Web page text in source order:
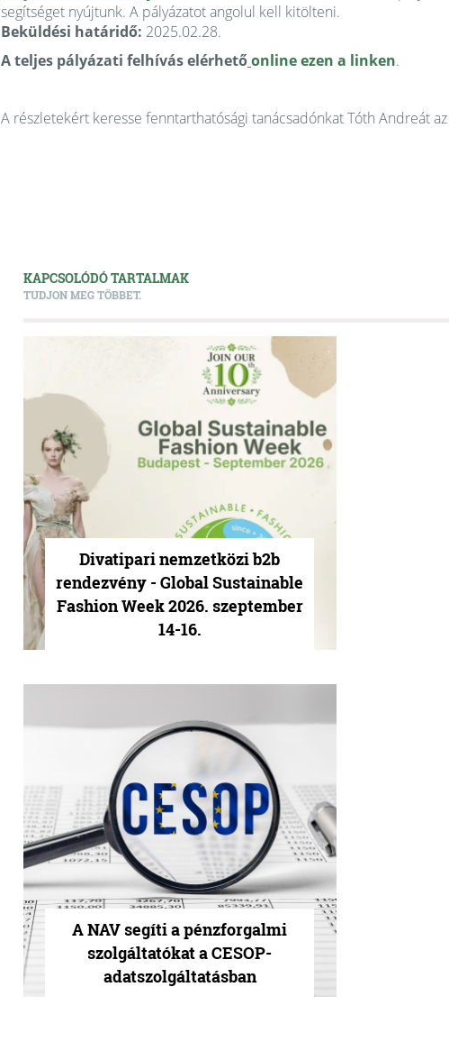
segítséget nyújtunk. A pályázatot angolul kell kitölteni.
Beküldési határidő: 2025.02.28.
A teljes pályázati felhívás elérhetőonline ezen a linken.
A részletekért keresse fenntarthatósági tanácsadónkat Tóth Andreát az
KAPCSOLÓDÓ TARTALMAK
TUDJON MEG TÖBBET.
Divatipari nemzetközi b2b
rendezvény - Global Sustainable
Fashion Week 2026. szeptember
14-16.
A NAV segíti a pénzforgalmi
szolgáltatókat a CESOP-
adatszolgáltatásban